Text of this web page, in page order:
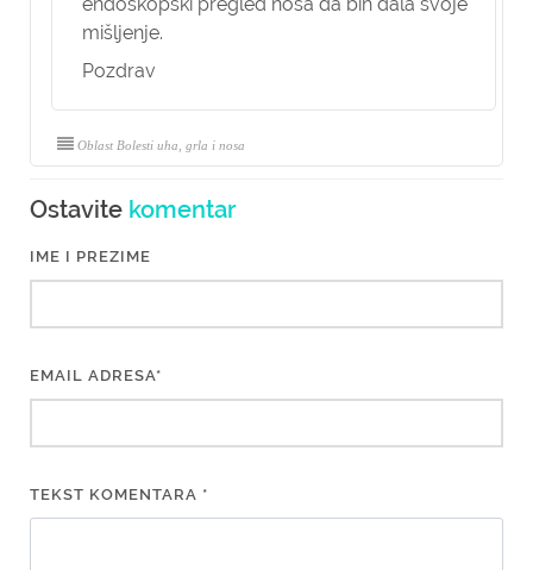
mišljenje.
Pozdrav
Oblast Bolesti uha, grla i nosa
Ostavite komentar
IME I PREZIME
EMAIL ADRESA*
TEKST KOMENTARA *